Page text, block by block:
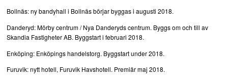
Bollnäs: ny bandyhall i Bollnäs börjar byggas i augusti 2018.
Danderyd: Mörby centrum / Nya Danderyds centrum. Byggs om och till av
Skandia Fastigheter AB. Byggstart i februari 2018.
Enköping: Enköpings handelstorg. Byggstart under 2018.
Furuvik: nytt hotell, Furuvik Havshotell. Premiär maj 2018.